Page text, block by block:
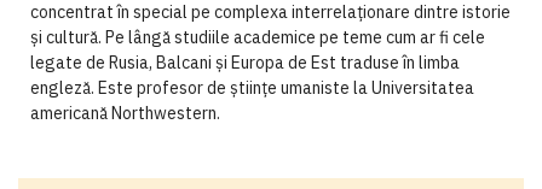
concentrat în special pe complexa interrelaționare dintre istorie
și cultură. Pe lângă studiile academice pe teme cum ar fi cele
legate de Rusia, Balcani și Europa de Est traduse în limba
engleză. Este profesor de științe umaniste la Universitatea
americană Northwestern.